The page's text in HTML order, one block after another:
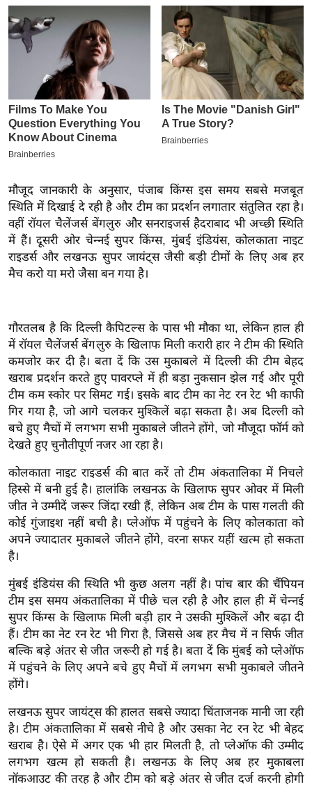
क्रा
इ
म
पे
प
र
मि
ल
बे
मि
सा
ख्सि
य
त
यं
ग
इं
डि
सा
हि
त्य
ज
ग
ऑ
टो
व
र्ल्ड
न्यू
ज
फ
म
नो
रं
मौजूद जानकारी के अनुसार, पंजाब किंग्स इस समय सबसे मजबूत
स्थिति में दिखाई दे रही है और टीम का प्रदर्शन लगातार संतुलित रहा है।
वहीं रॉयल चैलेंजर्स बेंगलुरु और सनराइजर्स हैदराबाद भी अच्छी स्थिति
में हैं। दूसरी ओर चेन्नई सुपर किंग्स, मुंबई इंडियंस, कोलकाता नाइट
राइडर्स और लखनऊ सुपर जायंट्स जैसी बड़ी टीमों के लिए अब हर
मैच करो या मरो जैसा बन गया है।
गौरतलब है कि दिल्ली कैपिटल्स के पास भी मौका था, लेकिन हाल ही
में रॉयल चैलेंजर्स बेंगलुरु के खिलाफ मिली करारी हार ने टीम की स्थिति
कमजोर कर दी है। बता दें कि उस मुकाबले में दिल्ली की टीम बेहद
खराब प्रदर्शन करते हुए पावरप्ले में ही बड़ा नुकसान झेल गई और पूरी
टीम कम स्कोर पर सिमट गई। इसके बाद टीम का नेट रन रेट भी काफी
गिर गया है, जो आगे चलकर मुश्किलें बढ़ा सकता है। अब दिल्ली को
बचे हुए मैचों में लगभग सभी मुकाबले जीतने होंगे, जो मौजूदा फॉर्म को
देखते हुए चुनौतीपूर्ण नजर आ रहा है।
कोलकाता नाइट राइडर्स की बात करें तो टीम अंकतालिका में निचले
हिस्से में बनी हुई है। हालांकि लखनऊ के खिलाफ सुपर ओवर में मिली
जीत ने उम्मीदें जरूर जिंदा रखी हैं, लेकिन अब टीम के पास गलती की
कोई गुंजाइश नहीं बची है। प्लेऑफ में पहुंचने के लिए कोलकाता को
अपने ज्यादातर मुकाबले जीतने होंगे, वरना सफर यहीं खत्म हो सकता
है।
मुंबई इंडियंस की स्थिति भी कुछ अलग नहीं है। पांच बार की चैंपियन
टीम इस समय अंकतालिका में पीछे चल रही है और हाल ही में चेन्नई
सुपर किंग्स के खिलाफ मिली बड़ी हार ने उसकी मुश्किलें और बढ़ा दी
हैं। टीम का नेट रन रेट भी गिरा है, जिससे अब हर मैच में न सिर्फ जीत
बल्कि बड़े अंतर से जीत जरूरी हो गई है। बता दें कि मुंबई को प्लेऑफ
में पहुंचने के लिए अपने बचे हुए मैचों में लगभग सभी मुकाबले जीतने
होंगे।
लखनऊ सुपर जायंट्स की हालत सबसे ज्यादा चिंताजनक मानी जा रही
है। टीम अंकतालिका में सबसे नीचे है और उसका नेट रन रेट भी बेहद
खराब है। ऐसे में अगर एक भी हार मिलती है, तो प्लेऑफ की उम्मीद
लगभग खत्म हो सकती है। लखनऊ के लिए अब हर मुकाबला
नॉकआउट की तरह है और टीम को बड़े अंतर से जीत दर्ज करनी होगी